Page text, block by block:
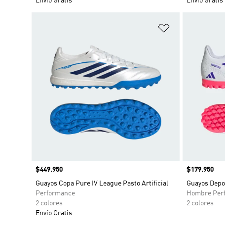
Precio
$449.950
Guayos Copa Pure IV League Pasto Artificial
Performance
2 colores
Envío Gratis
Precio
$179.950
Guayos
Hombre
2 colores